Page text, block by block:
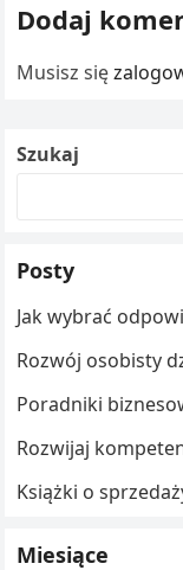
Dodaj
Musisz się
Szukaj
Posty
Jak wybrać
Rozwój osobisty
Poradniki
Rozwijaj
Książki o
Miesiące